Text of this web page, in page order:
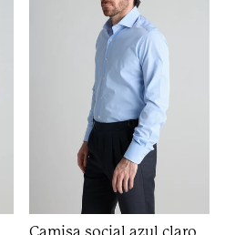
Camisa social azul claro